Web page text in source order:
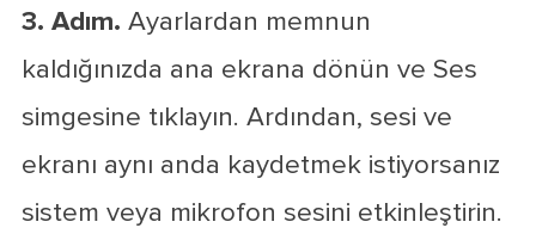
3. Adım. Ayarlardan memnun
kaldığınızda ana ekrana dönün ve Ses
simgesine tıklayın. Ardından, sesi ve
ekranı aynı anda kaydetmek istiyorsanız
sistem veya mikrofon sesini etkinleştirin.